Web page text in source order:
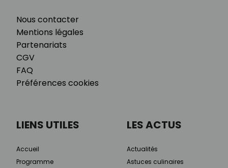
Nous contacter
Mentions légales
Partenariats
CGV
FAQ
Préférences cookies
LIENS UTILES
Accueil
Programme
LES ACTUS
Actualités
Astuces culinaires